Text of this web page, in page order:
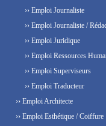
›› Emploi Journaliste
›› Emploi Journaliste /
›› Emploi Juridique
›› Emploi Ressources
›› Emploi Superviseurs
›› Emploi Traducteur
›› Emploi Architecte
›› Emploi Esthétique / Coiffure